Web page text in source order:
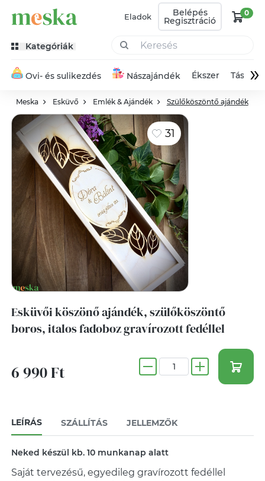
Eladok Belépés
Regisztráció
0
Kategóriák
Ovi- és sulikezdés Nászajándék Ékszer Táska»
Meska Esküvő Emlék & Ajándék Szülőköszöntő ajándék
31
Esküvői köszönő ajándék, szülőköszöntő
boros, italos fadoboz gravírozott fedéllel
6 990 Ft
LEÍRÁS SZÁLLÍTÁS JELLEMZŐK
Neked készül kb. 10 munkanap alatt
Saját tervezésű, egyedileg gravírozott fedéllel